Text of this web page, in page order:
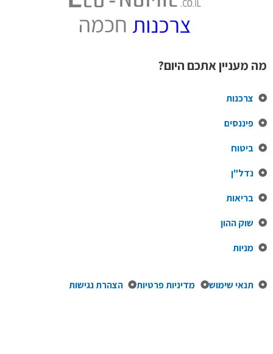
מה מעניין אתכם היום?
צרכנות
פיננסים
ביטוח
נדל"ן
בריאות
שוק ההון
מניות
תנאי שימוש מדיניות פרטיות הצהרת נגישות